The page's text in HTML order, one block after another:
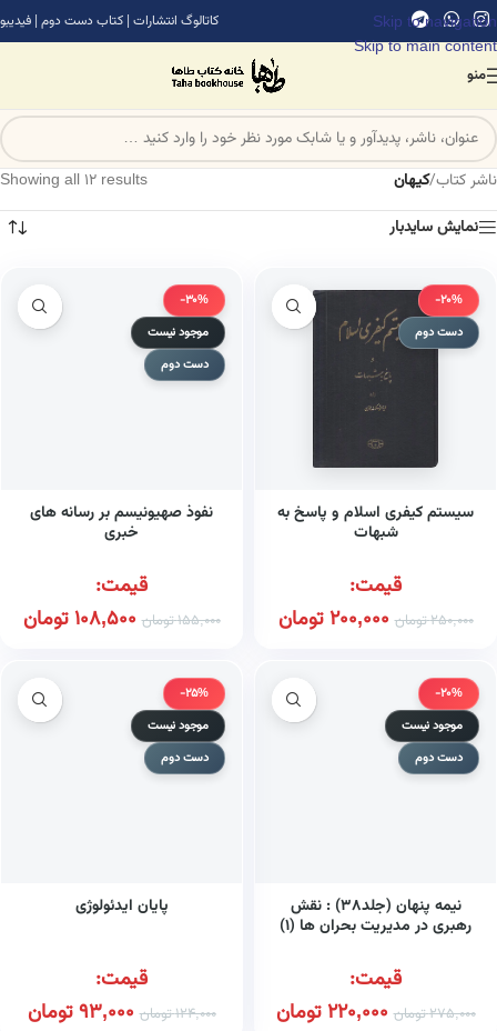
Skip to navigation
Skip to main content
کاتالوگ انتشارات | کتاب دست دوم | فیدیبو
منو
ناشر کتاب/کیهان
Showing all 12 results
نمایش سایدبار
-20%
دست دوم
سیستم کیفری اسلام و پاسخ به
شبهات
قیمت:
250,000تومان 200,000تومان
-30%
موجود نیست
دست دوم
نفوذ صهیونیسم بر رسانه های
خبری
قیمت:
155,000تومان 108,500تومان
-20%
موجود نیست
دست دوم
نیمه پنهان (جلد۳۸) : نقش
رهبری در مدیریت بحران ها (۱)
قیمت:
275,000تومان 220,000تومان
-25%
موجود نیست
دست دوم
پایان ایدئولوژی
قیمت:
124,000تومان 93,000تومان